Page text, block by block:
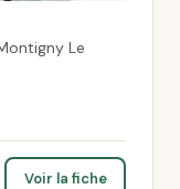
Le
Voir la fiche